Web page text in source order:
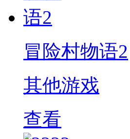
冒险村物语2
其他游戏
查看